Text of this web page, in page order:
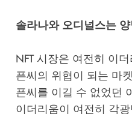
솔라나와 오디널스는
NFT 시장은 여전히 이
픈씨의 위협이 되는 마
픈씨를 이길 수 없었던
이더리움이 여전히 각